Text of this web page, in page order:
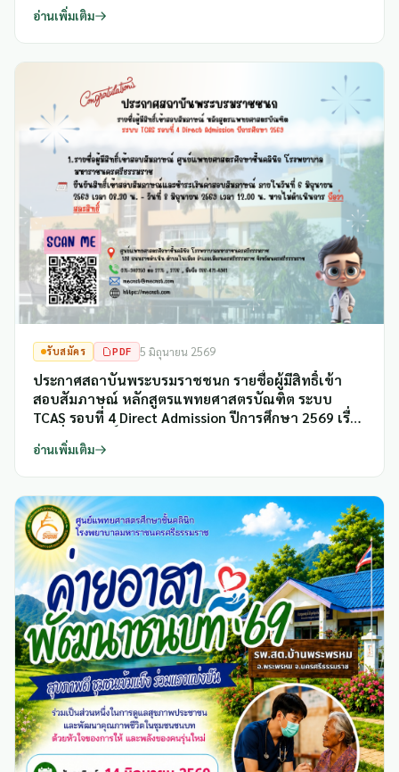
อ่านเพิ่มเติม
รับสมัคร PDF 5 มิถุนายน 2569
ประกาศสถาบันพระบรมราชชนก รายชื่อผู้มีสิทธิ์เข้า
สอบสัมภาษณ์ หลักสูตรแพทยศาสตรบัณฑิต ระบบ
TCAS รอบที่ 4 Direct Admission ปีการศึกษา 2569 เรื่อง
รายชื่อผู้มีสิทธิ์เข้าสอบสัมภาษณ์ ศูนย์แพทยศาสตร
ศึกษาชั้นคลินิก โรงพยาบาลมหาราชนครศรีธรรมราช
อ่านเพิ่มเติม